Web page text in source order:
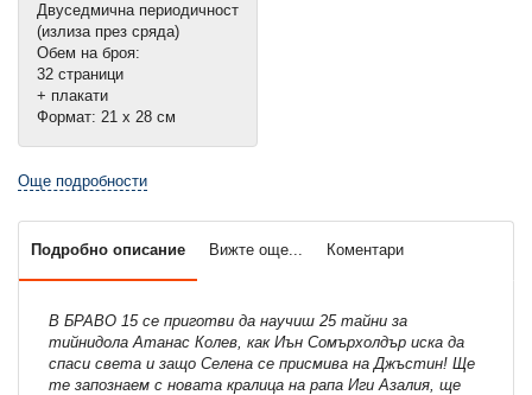
Двуседмична периодичност
(излиза през сряда)
Обем на броя:
32 страници
+ плакати
Формат: 21 х 28 см
Още подробности
Подробно описание Вижте още... Коментари
В БРАВО 15 се приготви да научиш 25 тайни за
тийнидола Атанас Колев, как Иън Сомърхолдър иска да
спаси света и защо Селена се присмива на Джъстин! Ще
те запознаем с новата кралица на рапа Иги Азалия, ще